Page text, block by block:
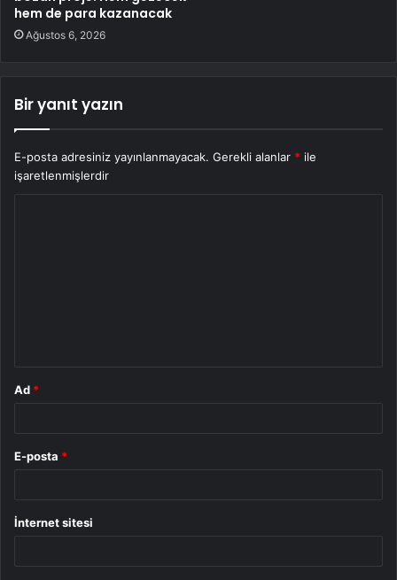
hem de para kazanacak
Ağustos 6, 2026
Bir yanıt yazın
E-posta adresiniz yayınlanmayacak. Gerekli alanlar * ile
işaretlenmişlerdir
Ad *
E-posta *
İnternet sitesi